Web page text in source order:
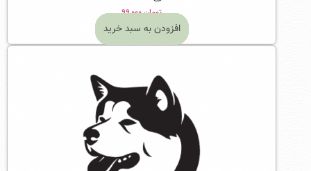
تومان۹۹,۰۰۰
افزودن به سبد خرید